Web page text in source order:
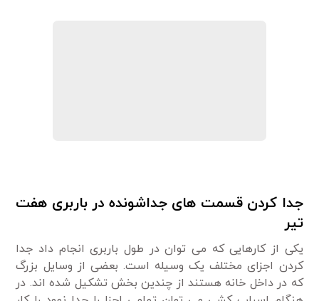
جدا کردن قسمت های جداشونده در باربری هفت
تیر
یکی از کارهایی که می توان در طول باربری انجام داد جدا
کردن اجزای مختلف یک وسیله است. بعضی از وسایل بزرگ
که در داخل خانه هستند از چندین بخش تشکیل شده اند. در